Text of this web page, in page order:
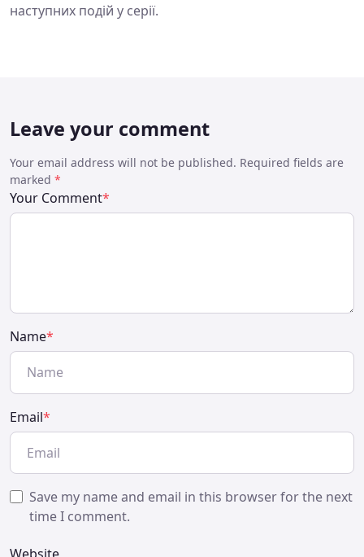
наступних подій у серії.
Leave your comment
Your email address will not be published. Required fields are
marked *
Your Comment*
Name*
Email*
Save my name and email in this browser for the next
time I comment.